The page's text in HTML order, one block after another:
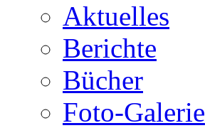
Aktuelles
Berichte
Bücher
Foto-Galerie